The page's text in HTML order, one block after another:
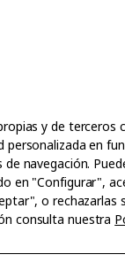
y de terceros
personalizada en
navegación.
en "Configurar",
o rechazarlas
consulta nuestra